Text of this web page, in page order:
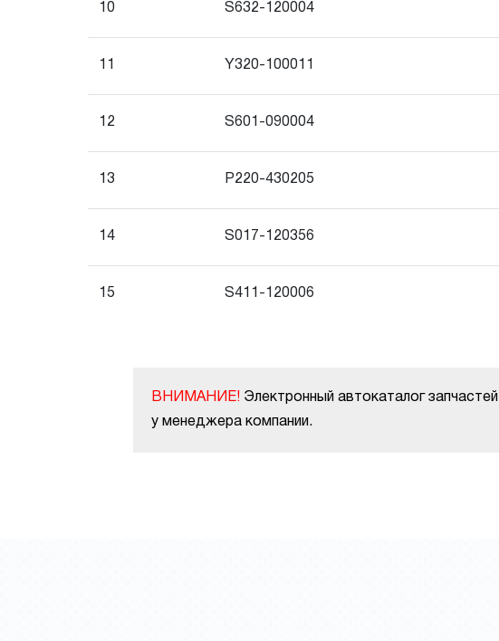
10 S632-120004
11 Y320-100011
12 S601-090004
13 P220-430205
14 S017-120356
15 S411-120006
ВНИМАНИЕ! Электронный автокаталог
у менеджера компании.